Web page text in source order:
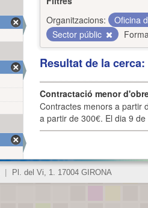
Organitzacions:
Oficina
Sector públic
Resultat de la
Contractació menor
Contractes menors a partir
a partir de 300€. El dia 9
Pl. del Vi, 1. 17004 GIRONA